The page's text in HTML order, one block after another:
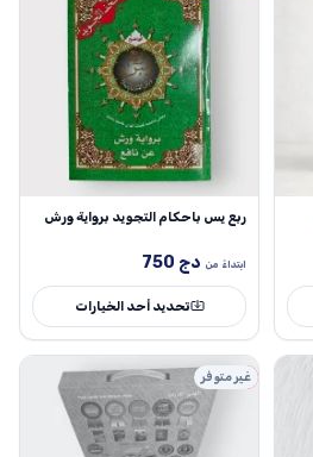
ربع يس باحكام التجويد برواية ورش
ابتداءً من 750 دج
تحديد أحد الخيارات
-8%
غير متوفر